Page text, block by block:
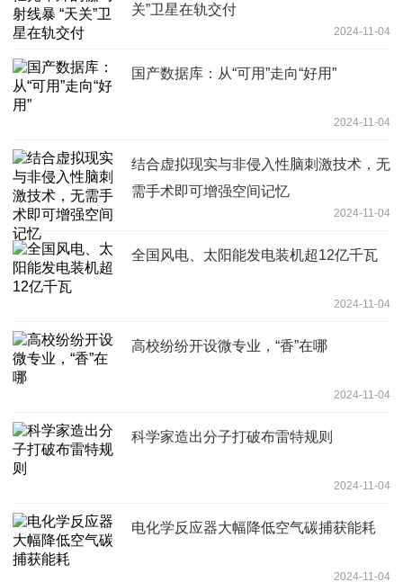
关”卫星在轨交付
2024-11-04
国产数据库：从“可用”走向“好用”
2024-11-04
结合虚拟现实与非侵入性脑刺激技术，无
需手术即可增强空间记忆
2024-11-04
全国风电、太阳能发电装机超12亿千瓦
2024-11-04
高校纷纷开设微专业，“香”在哪
2024-11-04
科学家造出分子打破布雷特规则
2024-11-04
电化学反应器大幅降低空气碳捕获能耗
2024-11-04